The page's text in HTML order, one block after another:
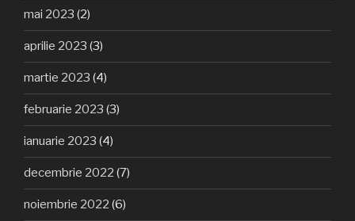
mai 2023 (2)
aprilie 2023 (3)
martie 2023 (4)
februarie 2023 (3)
ianuarie 2023 (4)
decembrie 2022 (7)
noiembrie 2022 (6)